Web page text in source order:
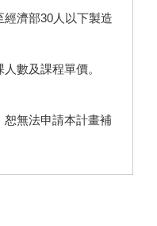
濟部30人以下製造
數及課程單價。
恕無法申請本計畫補